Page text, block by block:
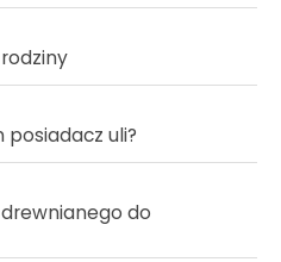
posiadacz uli?
drewnianego do